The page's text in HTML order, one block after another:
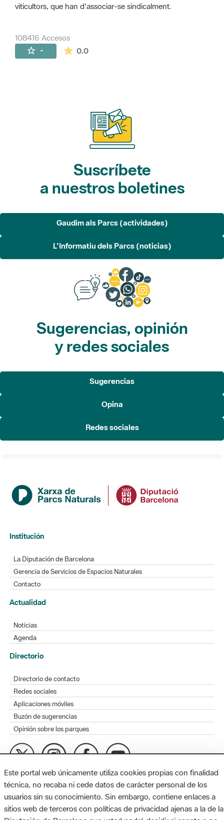
viticultors, que han d'associar-se sindicalment.
108416 Accesos
- 0.0La valoración media es de 0 estrellas de
Suscríbete
a nuestros boletines
Gaudim als Parcs (actividades)
L'Informatiu dels Parcs (noticias)
Sugerencias, opinión
y redes sociales
Sugerencias
Opina
Redes sociales
Institución
La Diputación de Barcelona
Gerencia de Servicios de Espacios Naturales
Contacto
Actualidad
Noticias
Agenda
Directorio
Directorio de contacto
Redes sociales
Aplicaciones móviles
Buzón de sugerencias
Opinión sobre los parques
MAPA WEB AVISO LEGAL ACCESIBILIDAD
Diputación de Barcelona. Edifici Llacuna, 1a planta. Badajoz, 49.
08005 Barcelona. Tel. 934 022 428 / xarxaparcs@diba.cat
Este portal web únicamente utiliza cookies propias con finalidad
técnica, no recaba ni cede datos de carácter personal de los
usuarios sin su conocimiento. Sin embargo, contiene enlaces a
sitios web de terceros con políticas de privacidad ajenas a la de la